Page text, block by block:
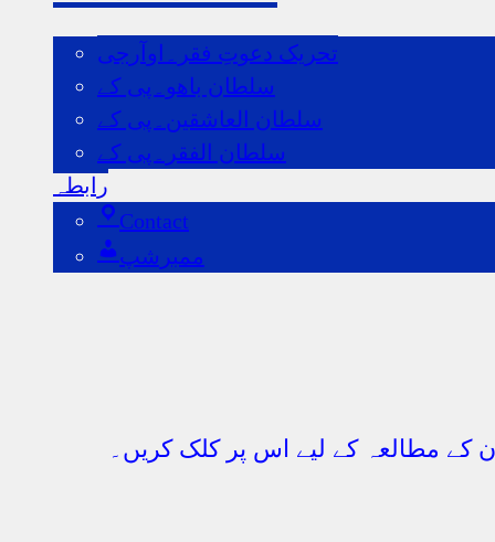
تحریک دعوتِ فقر۔اوآرجی
سلطان باھو۔پی کے
سلطان العاشقین۔پی کے
سلطان الفقر۔پی کے
رابطہ
Contact
ممبرشپ